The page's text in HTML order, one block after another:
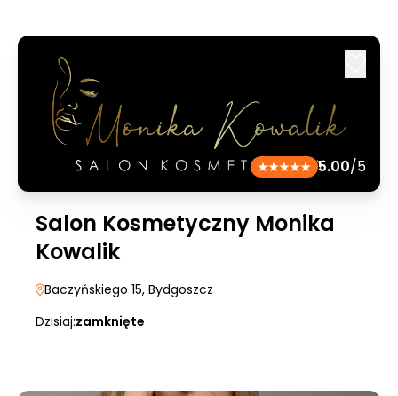
5.00/5
Salon Kosmetyczny Monika
Kowalik
Baczyńskiego 15, Bydgoszcz
Dzisiaj:zamknięte